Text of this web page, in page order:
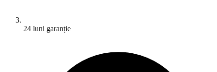
24 luni garanție